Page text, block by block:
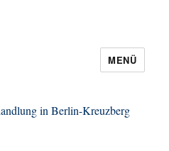
Buchhandlung in
MENÜ